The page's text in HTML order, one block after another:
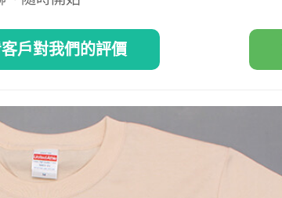
戶對我們的評價